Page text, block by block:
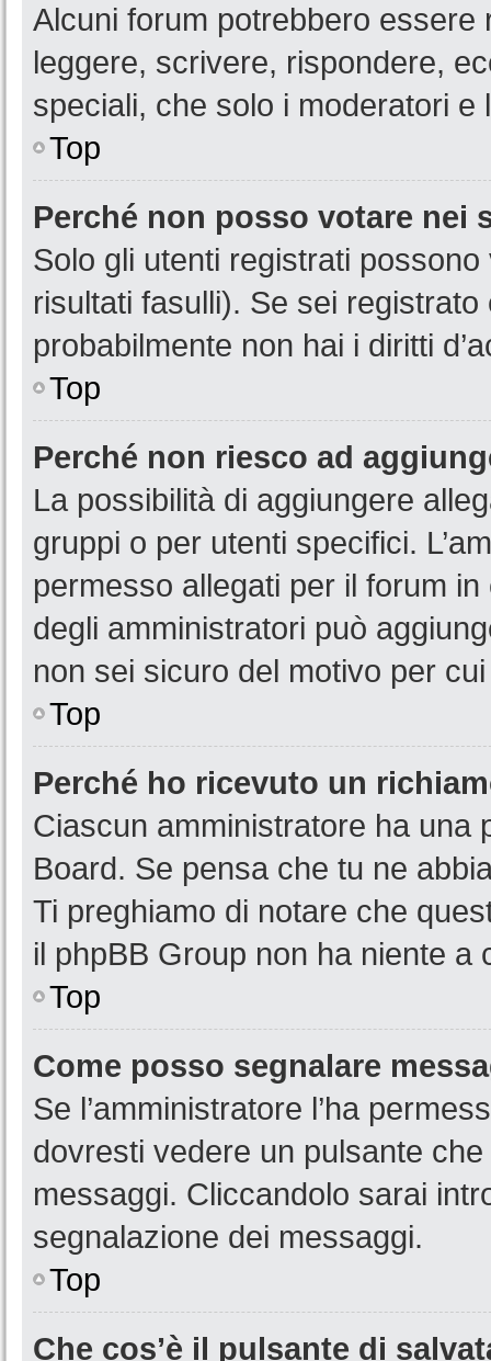
Alcuni forum potrebbero
leggere, scrivere, rispondere,
speciali, che solo i moderatori e
Top
Perché non posso votare nei
Solo gli utenti registrati
risultati fasulli). Se sei
probabilmente non hai i diritti
Top
Perché non riesco ad
La possibilità di aggiungere
gruppi o per utenti specifici.
permesso allegati per il forum
degli amministratori può
non sei sicuro del motivo per
Top
Perché ho ricevuto un
Ciascun amministratore ha una
Board. Se pensa che tu ne
Ti preghiamo di notare che
il phpBB Group non ha niente a
Top
Come posso segnalare
Se l’amministratore l’ha
dovresti vedere un pulsante
messaggi. Cliccandolo sarai
segnalazione dei messaggi.
Top
Che cos’è il pulsante di